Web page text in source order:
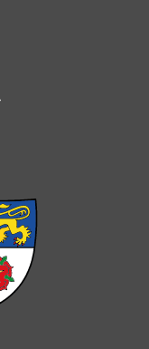
auszublenden